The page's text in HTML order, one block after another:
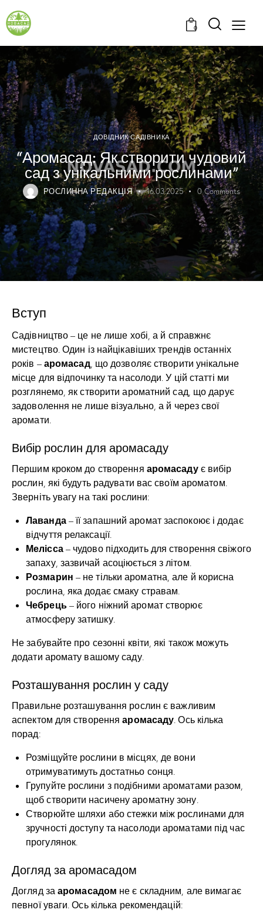
0
ДОВІДНИК САДІВНИКА
“Аромасад: Як створити чудовий
сад з унікальними рослинами”
РОСЛИННА РЕДАКЦІЯ 16.03.2025 0 Comments
Вступ
Садівництво – це не лише хобі, а й справжнє
мистецтво. Один із найцікавіших трендів останніх
років – аромасад, що дозволяє створити унікальне
місце для відпочинку та насолоди. У цій статті ми
розглянемо, як створити ароматний сад, що дарує
задоволення не лише візуально, а й через свої
аромати.
Вибір рослин для аромасаду
Першим кроком до створення аромасадує вибір
рослин, які будуть радувати вас своїм ароматом.
Зверніть увагу на такі рослини:
Лаванда– її запашний аромат заспокоює і додає
відчуття релаксації.
Мелісса– чудово підходить для створення свіжого
запаху, зазвичай асоціюється з літом.
Розмарин – не тільки ароматна, але й корисна
рослина, яка додає смаку стравам.
Чебрець– його ніжний аромат створює
атмосферу затишку.
Не забувайте про сезонні квіти, які також можуть
додати аромату вашому саду.
Розташування рослин у саду
Правильне розташування рослин є важливим
аспектом для створенняаромасаду. Ось кілька
порад:
Розміщуйте рослини в місцях, де вони
отримуватимуть достатньо сонця.
Групуйте рослини з подібними ароматами разом,
щоб створити насичену ароматну зону.
Створюйте шляхи або стежки між рослинами для
зручності доступу та насолоди ароматами під час
прогулянок.
Догляд за аромасадом
Догляд за аромасадом не є складним, але вимагає
певної уваги. Ось кілька рекомендацій: